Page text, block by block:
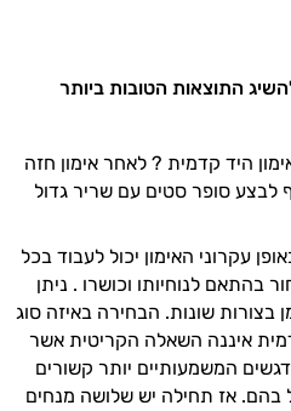
התוצאות הטובות ביותר
היד קדמית ? לאחר אימון חזה
לבצע סופר סטים עם שריר גדול
עקרוני האימון יכול לעבוד בכל
בהתאם לנוחיותו וכושרו . ניתן
בצורות שונות. הבחירה באיזה סוג
איננה השאלה הקריטית אשר
המשמעותיים יותר קשורים
בהם. אז תחילה יש שלושה מנחים